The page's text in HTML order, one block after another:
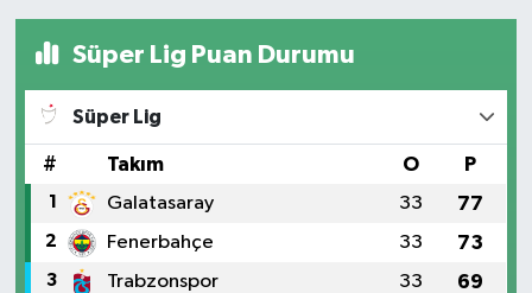
Süper Lig Puan Durumu
Süper Lig
# Takım O P
1 Galatasaray 33 77
2 Fenerbahçe 33 73
3 Trabzonspor 33 69